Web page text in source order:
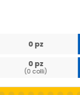
0 pz
0 pz
(0 colli)